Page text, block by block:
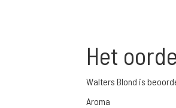
Het
Walters Blond is
Aroma